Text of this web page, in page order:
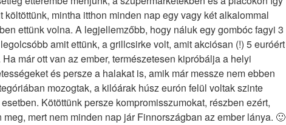
költöttünk, mintha itthon minden nap egy vagy két alkalommal
ettünk volna. A legjellemzőbb, hogy náluk egy gombóc fagyi 3
amit ettünk, a grillcsirke volt, amit akciósan (!) 5 euróért
Ha már ott van az ember, természetesen kipróbálja a helyi
és persze a halakat is, amik már messze nem ebben
mozogtak, a kilóárak húsz eurón felül voltak szinte
Kötöttünk persze kompromisszumokat, részben ezért,
meg, mert nem minden nap jár Finnországban az ember lánya. 🙂